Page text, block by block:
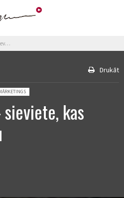
Drukāt
kas